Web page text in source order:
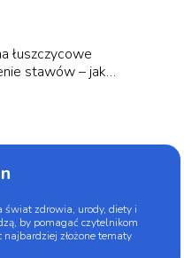
łuszczycowe
stawów – jak
świat zdrowia, urody, diety i
by pomagać czytelnikom
złożone tematy